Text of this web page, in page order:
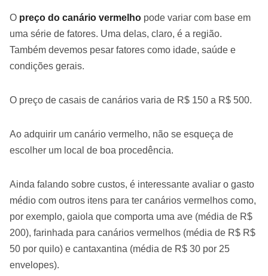
O preço do canário vermelho pode variar com base em
uma série de fatores. Uma delas, claro, é a região.
Também devemos pesar fatores como idade, saúde e
condições gerais.
O preço de casais de canários varia de R$ 150 a R$ 500.
Ao adquirir um canário vermelho, não se esqueça de
escolher um local de boa procedência.
Ainda falando sobre custos, é interessante avaliar o gasto
médio com outros itens para ter canários vermelhos como,
por exemplo, gaiola que comporta uma ave (média de R$
200), farinhada para canários vermelhos (média de R$ R$
50 por quilo) e cantaxantina (média de R$ 30 por 25
envelopes).